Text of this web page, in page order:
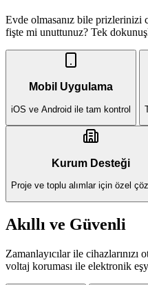
Evde olmasanız bile prizlerinizi
fişte mi unuttunuz? Tek
Mobil Uygulama
iOS ve Android ile tam kontrol
Kurum Desteği
Proje ve toplu alımlar için özel
Akıllı ve Güvenli
Zamanlayıcılar ile cihazlarınızı
voltaj koruması ile elektronik